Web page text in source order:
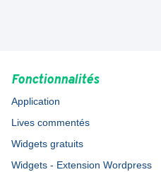
Fonctionnalités
Application
Lives commentés
Widgets gratuits
Widgets - Extension Wordpress